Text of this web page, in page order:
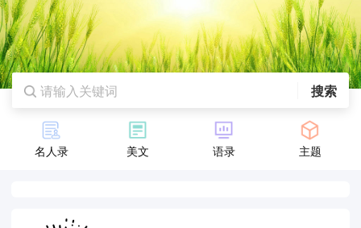
搜索
名人录 美文 语录 主题